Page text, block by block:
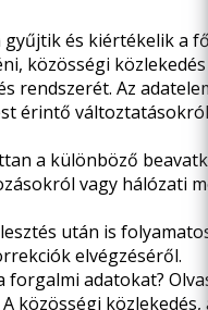
gyűjtik és kiértékelik a
közösségi
rendszerét. Az
érintő
a különböző
vagy hálózati
után is
elvégzéséről.
forgalmi adatokat?
közösségi